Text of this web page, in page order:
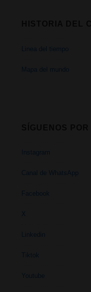
Linea del tiempo
Mapa del mundo
Instagram
Canal de WhatsApp
Facebook
X
Linkedin
Tiktok
Youtube